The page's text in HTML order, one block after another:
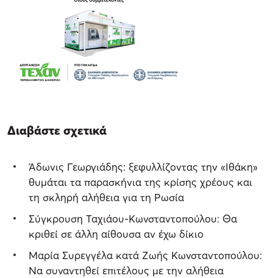
Διαβάστε σχετικά
Άδωνις Γεωργιάδης: ξεφυλλίζοντας την «Ιθάκη»
θυμάται τα παρασκήνια της κρίσης χρέους και
τη σκληρή αλήθεια για τη Ρωσία
Σύγκρουση Ταχιάου-Κωνσταντοπούλου: Θα
κριθεί σε άλλη αίθουσα αν έχω δίκιο
Μαρία Συρεγγέλα κατά Ζωής Κωνσταντοπούλου:
Να συναντηθεί επιτέλους με την αλήθεια